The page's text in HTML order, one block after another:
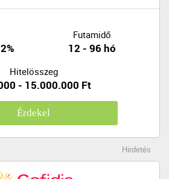
Futamidő
12 - 96 hó
Hitelösszeg
- 15.000.000 Ft
Érdekel
Hirdetés